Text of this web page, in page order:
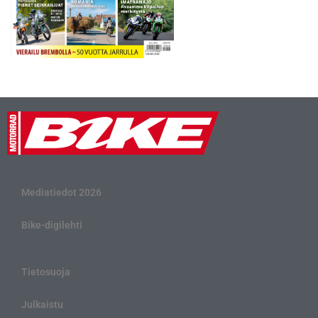
Mediatiedot 2026
Bike-digilehti
Tietosuoja
Julkaistu